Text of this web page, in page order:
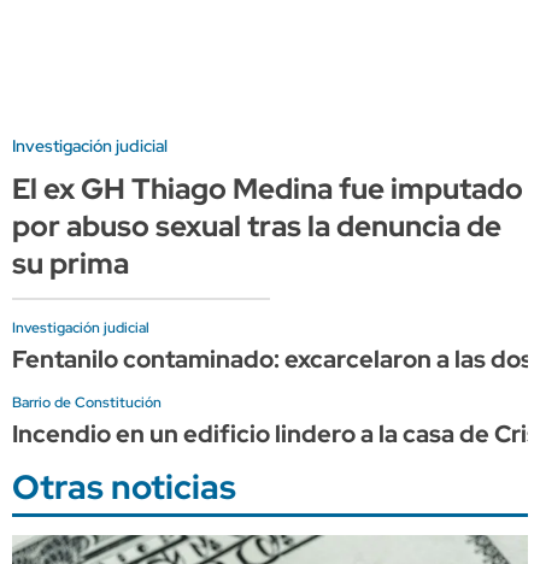
Investigación judicial
El ex GH Thiago Medina fue imputado
por abuso sexual tras la denuncia de
su prima
Investigación judicial
Fentanilo contaminado: excarcelaron a las
Barrio de Constitución
Incendio en un edificio lindero a la casa de
Otras noticias